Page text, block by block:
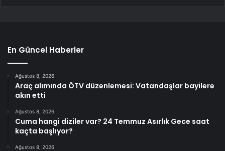
En Güncel Haberler
Ağustos 8, 2026
Araç alımında ÖTV düzenlemesi: Vatandaşlar bayilere
akın etti
Ağustos 8, 2026
Cuma hangi diziler var? 24 Temmuz Asırlık Gece saat
kaçta başlıyor?
Ağustos 8, 2026